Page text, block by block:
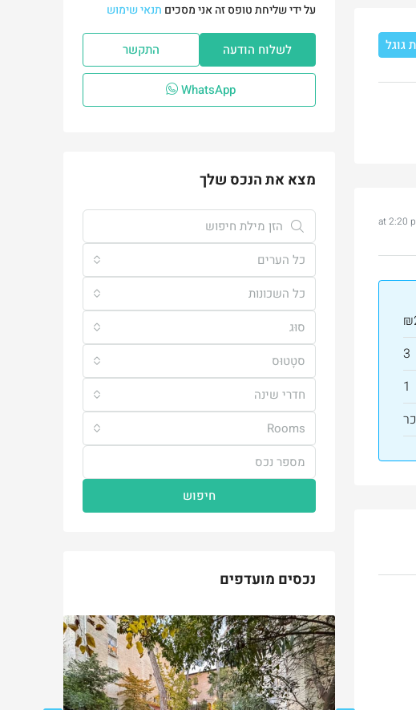
גוגל
3
1
על ידי שליחת טופס זה אני מסכים תנאי שימוש
לשלוח הודעה התקשר
WhatsApp
מצא את הנכס שלך
כל הערים
כל השכונות
סוּג
סטָטוּס
חדרי שינה
Rooms
חיפוש
נכסים מועדפים